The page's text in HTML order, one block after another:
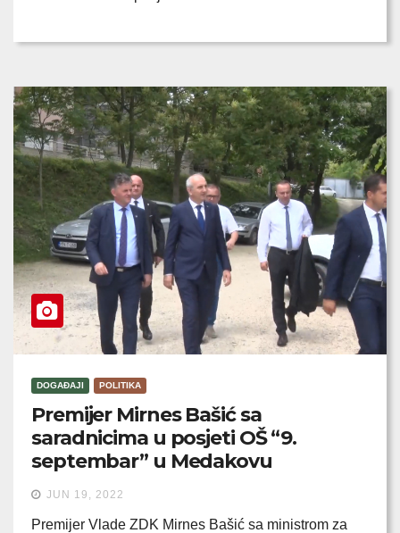
DOGAĐAJI POLITIKA
Premijer Mirnes Bašić sa
saradnicima u posjeti OŠ “9.
septembar” u Medakovu
JUN 19, 2022
Premijer Vlade ZDK Mirnes Bašić sa ministrom za